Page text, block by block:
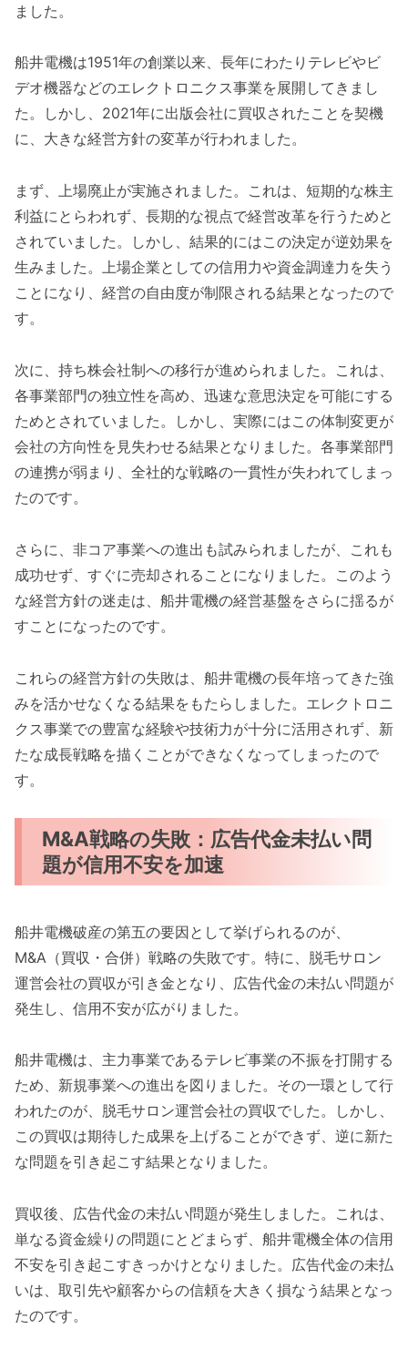
ました。
船井電機は1951年の創業以来、長年にわたりテレビやビ
デオ機器などのエレクトロニクス事業を展開してきまし
た。しかし、2021年に出版会社に買収されたことを契機
に、大きな経営方針の変革が行われました。
まず、上場廃止が実施されました。これは、短期的な株主
利益にとらわれず、長期的な視点で経営改革を行うためと
されていました。しかし、結果的にはこの決定が逆効果を
生みました。上場企業としての信用力や資金調達力を失う
ことになり、経営の自由度が制限される結果となったので
す。
次に、持ち株会社制への移行が進められました。これは、
各事業部門の独立性を高め、迅速な意思決定を可能にする
ためとされていました。しかし、実際にはこの体制変更が
会社の方向性を見失わせる結果となりました。各事業部門
の連携が弱まり、全社的な戦略の一貫性が失われてしまっ
たのです。
さらに、非コア事業への進出も試みられましたが、これも
成功せず、すぐに売却されることになりました。このよう
な経営方針の迷走は、船井電機の経営基盤をさらに揺るが
すことになったのです。
これらの経営方針の失敗は、船井電機の長年培ってきた強
みを活かせなくなる結果をもたらしました。エレクトロニ
クス事業での豊富な経験や技術力が十分に活用されず、新
たな成長戦略を描くことができなくなってしまったので
す。
M&A戦略の失敗：広告代金未払い問
題が信用不安を加速
船井電機破産の第五の要因として挙げられるのが、
M&A（買収・合併）戦略の失敗です。特に、脱毛サロン
運営会社の買収が引き金となり、広告代金の未払い問題が
発生し、信用不安が広がりました。
船井電機は、主力事業であるテレビ事業の不振を打開する
ため、新規事業への進出を図りました。その一環として行
われたのが、脱毛サロン運営会社の買収でした。しかし、
この買収は期待した成果を上げることができず、逆に新た
な問題を引き起こす結果となりました。
買収後、広告代金の未払い問題が発生しました。これは、
単なる資金繰りの問題にとどまらず、船井電機全体の信用
不安を引き起こすきっかけとなりました。広告代金の未払
いは、取引先や顧客からの信頼を大きく損なう結果となっ
たのです。